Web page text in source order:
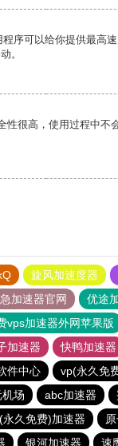
序可以给你提供最高
。
性很高，使用过程中不
旋风加速度器
加速器官网
优途
vps加速器外网苹果版
加速器 快鸭加速器
件中心
vp(永久免
机场 abc加速器
永久免费)加速器
银河加速器 速